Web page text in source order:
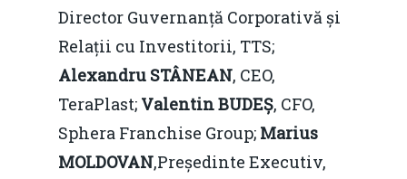
Director Guvernanță Corporativă și
Relații cu Investitorii, TTS;
Alexandru STÂNEAN, CEO,
TeraPlast; Valentin BUDEȘ, CFO,
Sphera Franchise Group; Marius
MOLDOVAN,Președinte Executiv,